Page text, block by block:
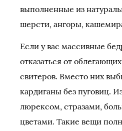
выполненные из
шерсти, ангоры,
Если у вас массивные
отказаться от
свитеров. Вместо них
кардиганы без пуговиц.
люрексом, стразами,
цветами. Такие вещи